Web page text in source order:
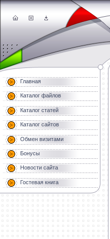
Главная
Каталог файлов
Каталог статей
Каталог сайтов
Обмен визитами
Бонусы
Новости сайта
Гостевая книга